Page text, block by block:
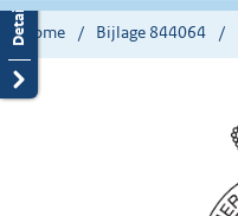
Home Bijlage 844064